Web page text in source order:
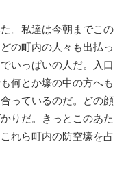
。私達は今朝までこの
の町内の人々も出払っ
いっぱいの人だ。入口
何とか壕の中の方へも
っているのだ。どの顔
りだ。きっとこのあた
れら町内の防空壕を占